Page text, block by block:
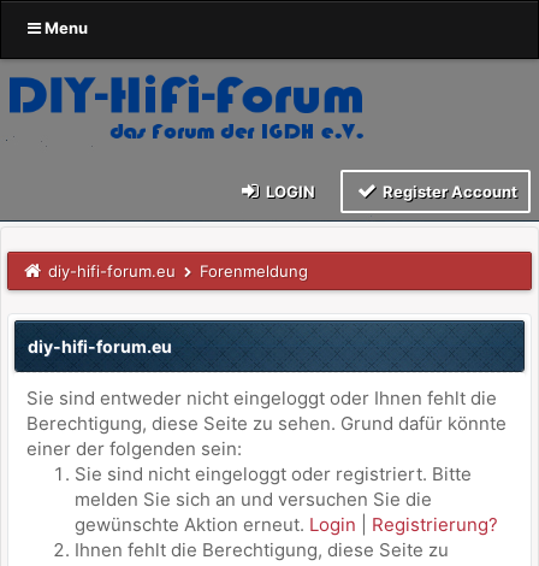
Menu
LOGIN Register Account
diy-hifi-forum.eu Forenmeldung
diy-hifi-forum.eu
Sie sind entweder nicht eingeloggt oder Ihnen fehlt die
Berechtigung, diese Seite zu sehen. Grund dafür könnte
einer der folgenden sein:
Sie sind nicht eingeloggt oder registriert. Bitte
melden Sie sich an und versuchen Sie die
gewünschte Aktion erneut. Login
Registrierung?
Ihnen fehlt die Berechtigung, diese Seite zu